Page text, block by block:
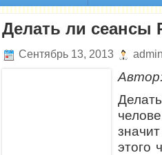
Делать ли сеансы
Сентябрь 13, 2013
этого